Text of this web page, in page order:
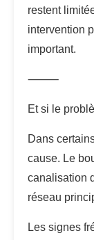
restent
intervention
important.
⸻
Et si le
Dans
cause. Le
canalisation
réseau
Les signes